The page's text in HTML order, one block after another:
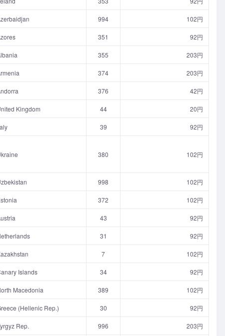
994 102円
351 92円
355 203円
374 203円
376 42円
Kingdom 44 20円
39 92円
380 102円
998 102円
372 102円
43 92円
31 92円
7 102円
Islands 34 92円
Macedonia 389 102円
(Hellenic Rep.) 30 92円
Rep. 996 203円